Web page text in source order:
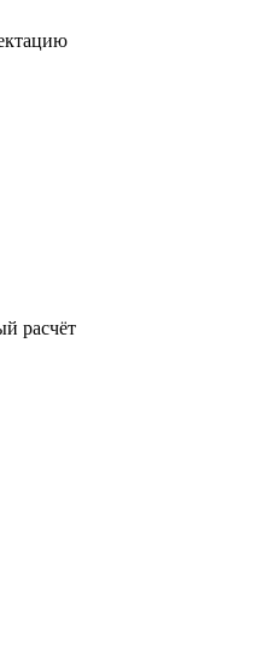
расчёт